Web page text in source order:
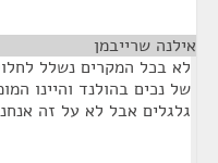
אילנה שרייבמן
לא בכל המקרים נשלל
של נכים בהולנד והיינו
גלגלים אבל לא על זה